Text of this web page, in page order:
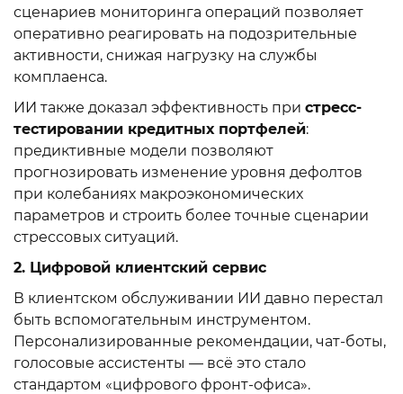
сценариев мониторинга операций позволяет
оперативно реагировать на подозрительные
активности, снижая нагрузку на службы
комплаенса.
ИИ также доказал эффективность при стресс-
тестировании кредитных портфелей:
предиктивные модели позволяют
прогнозировать изменение уровня дефолтов
при колебаниях макроэкономических
параметров и строить более точные сценарии
стрессовых ситуаций.
2. Цифровой клиентский сервис
В клиентском обслуживании ИИ давно перестал
быть вспомогательным инструментом.
Персонализированные рекомендации, чат-боты,
голосовые ассистенты — всё это стало
стандартом «цифрового фронт-офиса».